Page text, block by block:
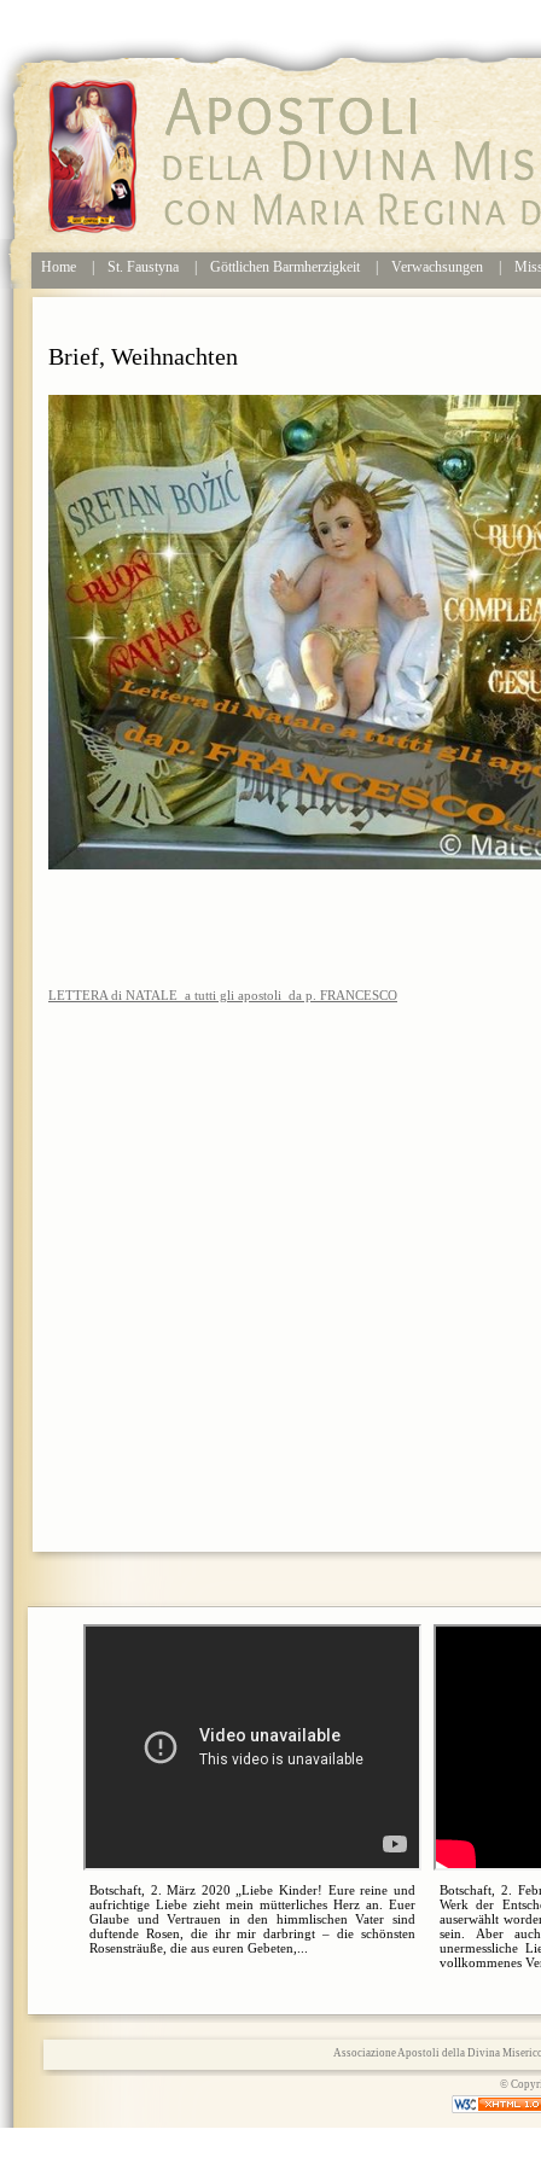
Home St. Faustyna Göttlichen Barmherzigkeit Verwachsungen
Brief, Weihnachten
LETTERA di NATALE a tutti gli apostoli da p. FRANCESCO
Botschaft, 2. März 2020 „Liebe Kinder! Eure reine und
aufrichtige Liebe zieht mein mütterliches Herz an. Euer
Glaube und Vertrauen in den himmlischen Vater sind
duftende Rosen, die ihr mir darbringt – die schönsten
Rosensträuße, die aus euren Gebeten,...
Botschaft, 2.
Werk der
auserwählt
sein. Aber
unermessliche
vollkommenes
Associazione Apostoli della Divina
©